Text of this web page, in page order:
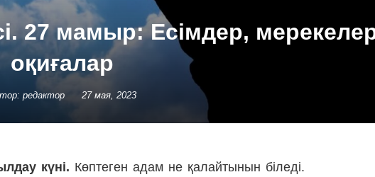
27 мамыр: Есімдер,
оқиғалар
редактор 27 мая, 2023
күні. Көптеген адам не қалайтынын біледі.